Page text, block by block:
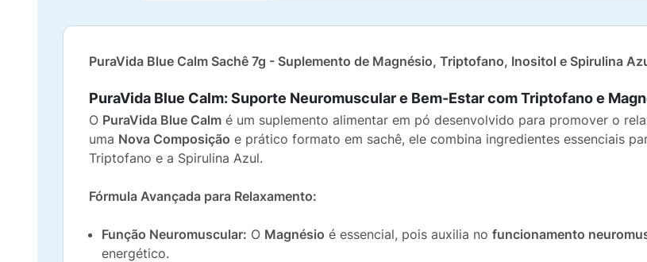
PuraVida Blue Calm Sachê 7g - Suplemento de Magnésio, Triptofano, Inositol e Spirulina
PuraVida Blue Calm: Suporte Neuromuscular e Bem-Estar com Triptofano e
O PuraVida Blue Calm é um suplemento alimentar em pó desenvolvido para promover o
uma Nova Composição e prático formato em sachê, ele combina ingredientes essenciais
Triptofano e a Spirulina Azul.
Fórmula Avançada para Relaxamento:
Função Neuromuscular: O Magnésio é essencial, pois auxilia no funcionamento
energético.